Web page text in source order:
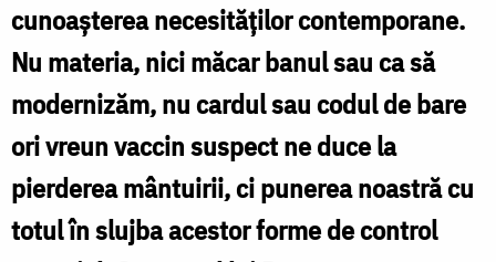
cunoașterea necesităților contemporane.
Nu materia, nici măcar banul sau ca să
modernizăm, nu cardul sau codul de bare
ori vreun vaccin suspect ne duce la
pierderea mântuirii, ci punerea noastră cu
totul în slujba acestor forme de control